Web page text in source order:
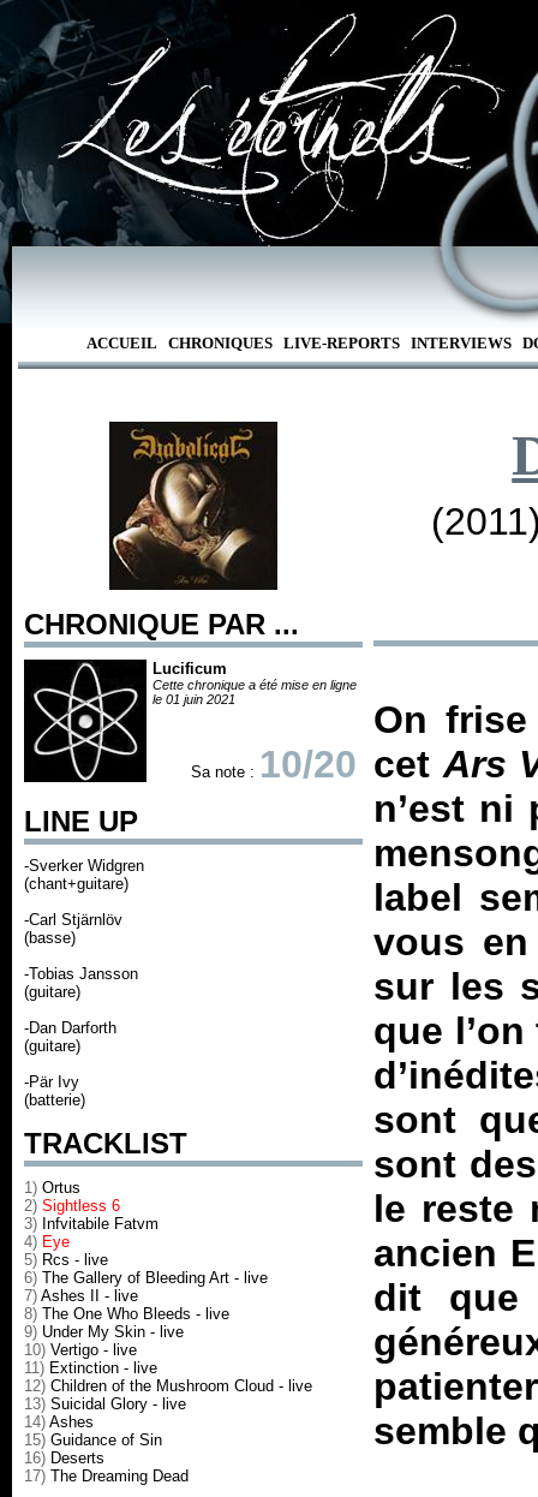
ACCUEIL CHRONIQUES LIVE-REPORTS INTERVIEWS
CHRONIQUE PAR ...
Lucificum
Cette chronique a été mise en ligne
le 01 juin 2021
Sa note : 10/20
LINE UP
-Sverker Widgren
(chant+guitare)
-Carl Stjärnlöv
(basse)
-Tobias Jansson
(guitare)
-Dan Darforth
(guitare)
-Pär Ivy
(batterie)
TRACKLIST
1) Ortus
2) Sightless 6
3) Infvitabile Fatvm
4) Eye
5) Rcs - live
6) The Gallery of Bleeding Art - live
7) Ashes II - live
8) The One Who Bleeds - live
9) Under My Skin - live
10) Vertigo - live
11) Extinction - live
12) Children of the Mushroom Cloud - live
13) Suicidal Glory - live
14) Ashes
15) Guidance of Sin
16) Deserts
17) The Dreaming Dead
On
cet Ars
n’est
label
vous
sur les
que
sont
sont
le reste
ancien
dit que
semble